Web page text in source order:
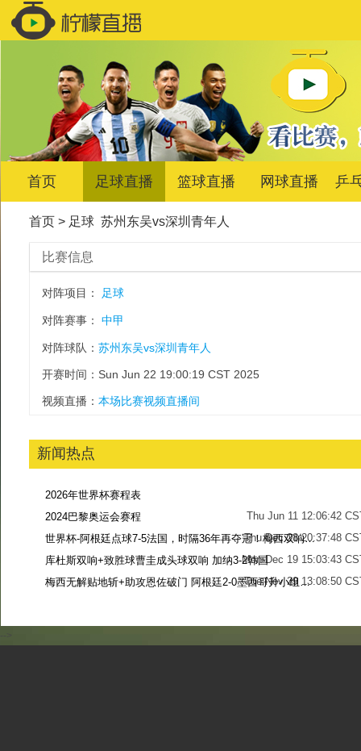
首页 足球直播 篮球直播 网球直播 乒
首页> 足球 苏州东吴vs深圳青年人
比赛信息
对阵项目： 足球
对阵赛事： 中甲
对阵球队： 苏州东吴vs深圳青年人
开赛时间：Sun Jun 22 19:00:19 CST 2025
视频直播： 本场比赛视频直播间
新闻热点
2026年世界杯赛程表
Thu Jun 11 12:06:42
2024巴黎奥运会赛程
Thu Dec 28 20:37:48
世界杯-阿根廷点球7-5法国，时隔36年再夺冠！梅西双响姆巴佩戴帽
Mon Dec 19 15:03:43
库杜斯双响+致胜球曹圭成头球双响 加纳3-2韩国
Tue Nov 29 13:08:50
梅西无解贴地斩+助攻恩佐破门 阿根廷2-0墨西哥升小组第二